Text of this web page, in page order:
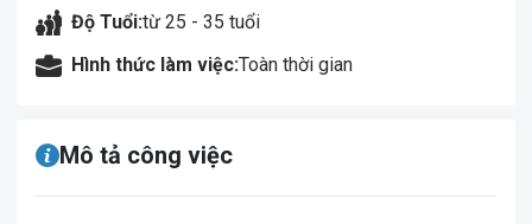
Độ Tuổi:từ 25 - 35 tuổi
Hình thức làm việc:Toàn thời gian
Mô tả công việc